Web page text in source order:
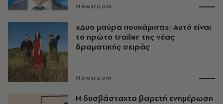
Newsroom
«Δυο μαύρα πουκάμισα»: Αυτό είναι
το πρώτο trailer της νέας
δραματικής σειράς
Newsroom
Η δυσβάσταχτα βαρετή ενημέρωση